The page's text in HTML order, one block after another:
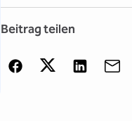
h
Beitrag teilen